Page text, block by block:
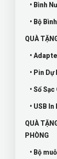
• Bình
• Bộ
QUÀ
•
• Pin Dự
• Sổ
• USB
QUÀ
PHÒNG
• Bộ